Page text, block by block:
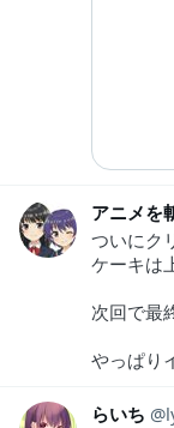
アニメを
ついにク
ケーキは
次回で最
やっぱり
らいち